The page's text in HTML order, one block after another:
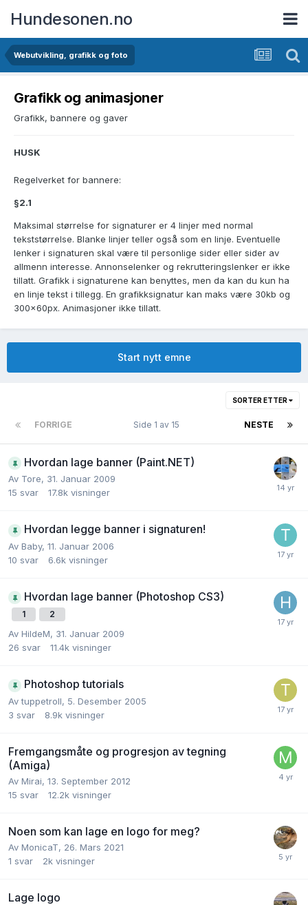
Hundesonen.no
Webutvikling, grafikk og foto
Grafikk og animasjoner
Grafikk, bannere og gaver
HUSK
Regelverket for bannere:
§2.1
Maksimal størrelse for signaturer er 4 linjer med normal
tekststørrelse. Blanke linjer teller også som en linje. Eventuelle
lenker i signaturen skal være til personlige sider eller sider av
allmenn interesse. Annonselenker og rekrutteringslenker er ikke
tillatt. Grafikk i signaturene kan benyttes, men da kan du kun ha
en linje tekst i tillegg. En grafikksignatur kan maks være 30kb og
300x60px. Animasjoner ikke tillatt.
Start nytt emne
SORTER ETTER
FORRIGE NESTE
Side 1 av 15
Hvordan lage banner (Paint.NET)
Av Tore, 31. Januar 2009
15 svar 17.8k visninger
Hvordan legge banner i signaturen!
Av Baby, 11. Januar 2006
10 svar 6.6k visninger
Hvordan lage banner (Photoshop CS3)
1 2
Av HildeM, 31. Januar 2009
26 svar 11.4k visninger
Photoshop tutorials
Avtuppetroll, 5. Desember 2005
3 svar 8.9k visninger
Fremgangsmåte og progresjon av tegning
(Amiga)
Av Mirai, 13. September 2012
15 svar 12.2k visninger
Noen som kan lage en logo for meg?
Av MonicaT, 26. Mars 2021
1 svar 2k visninger
Lage logo